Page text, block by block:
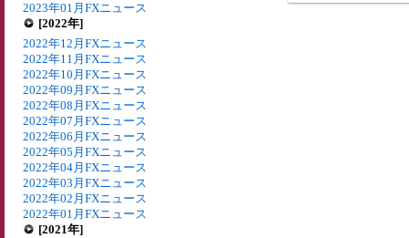
2023年01月FXニュース
[2022年]
2022年12月FXニュース
2022年11月FXニュース
2022年10月FXニュース
2022年09月FXニュース
2022年08月FXニュース
2022年07月FXニュース
2022年06月FXニュース
2022年05月FXニュース
2022年04月FXニュース
2022年03月FXニュース
2022年02月FXニュース
2022年01月FXニュース
[2021年]